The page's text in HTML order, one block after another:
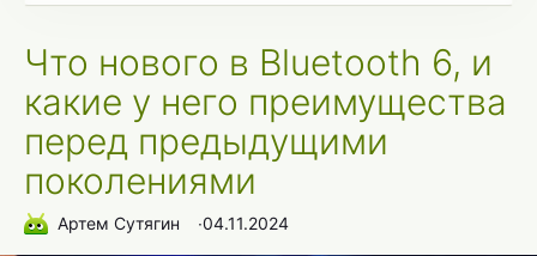
Что нового в Bluetooth 6, и
какие у него преимущества
перед предыдущими
поколениями
Артем Сутягин ∙04.11.2024